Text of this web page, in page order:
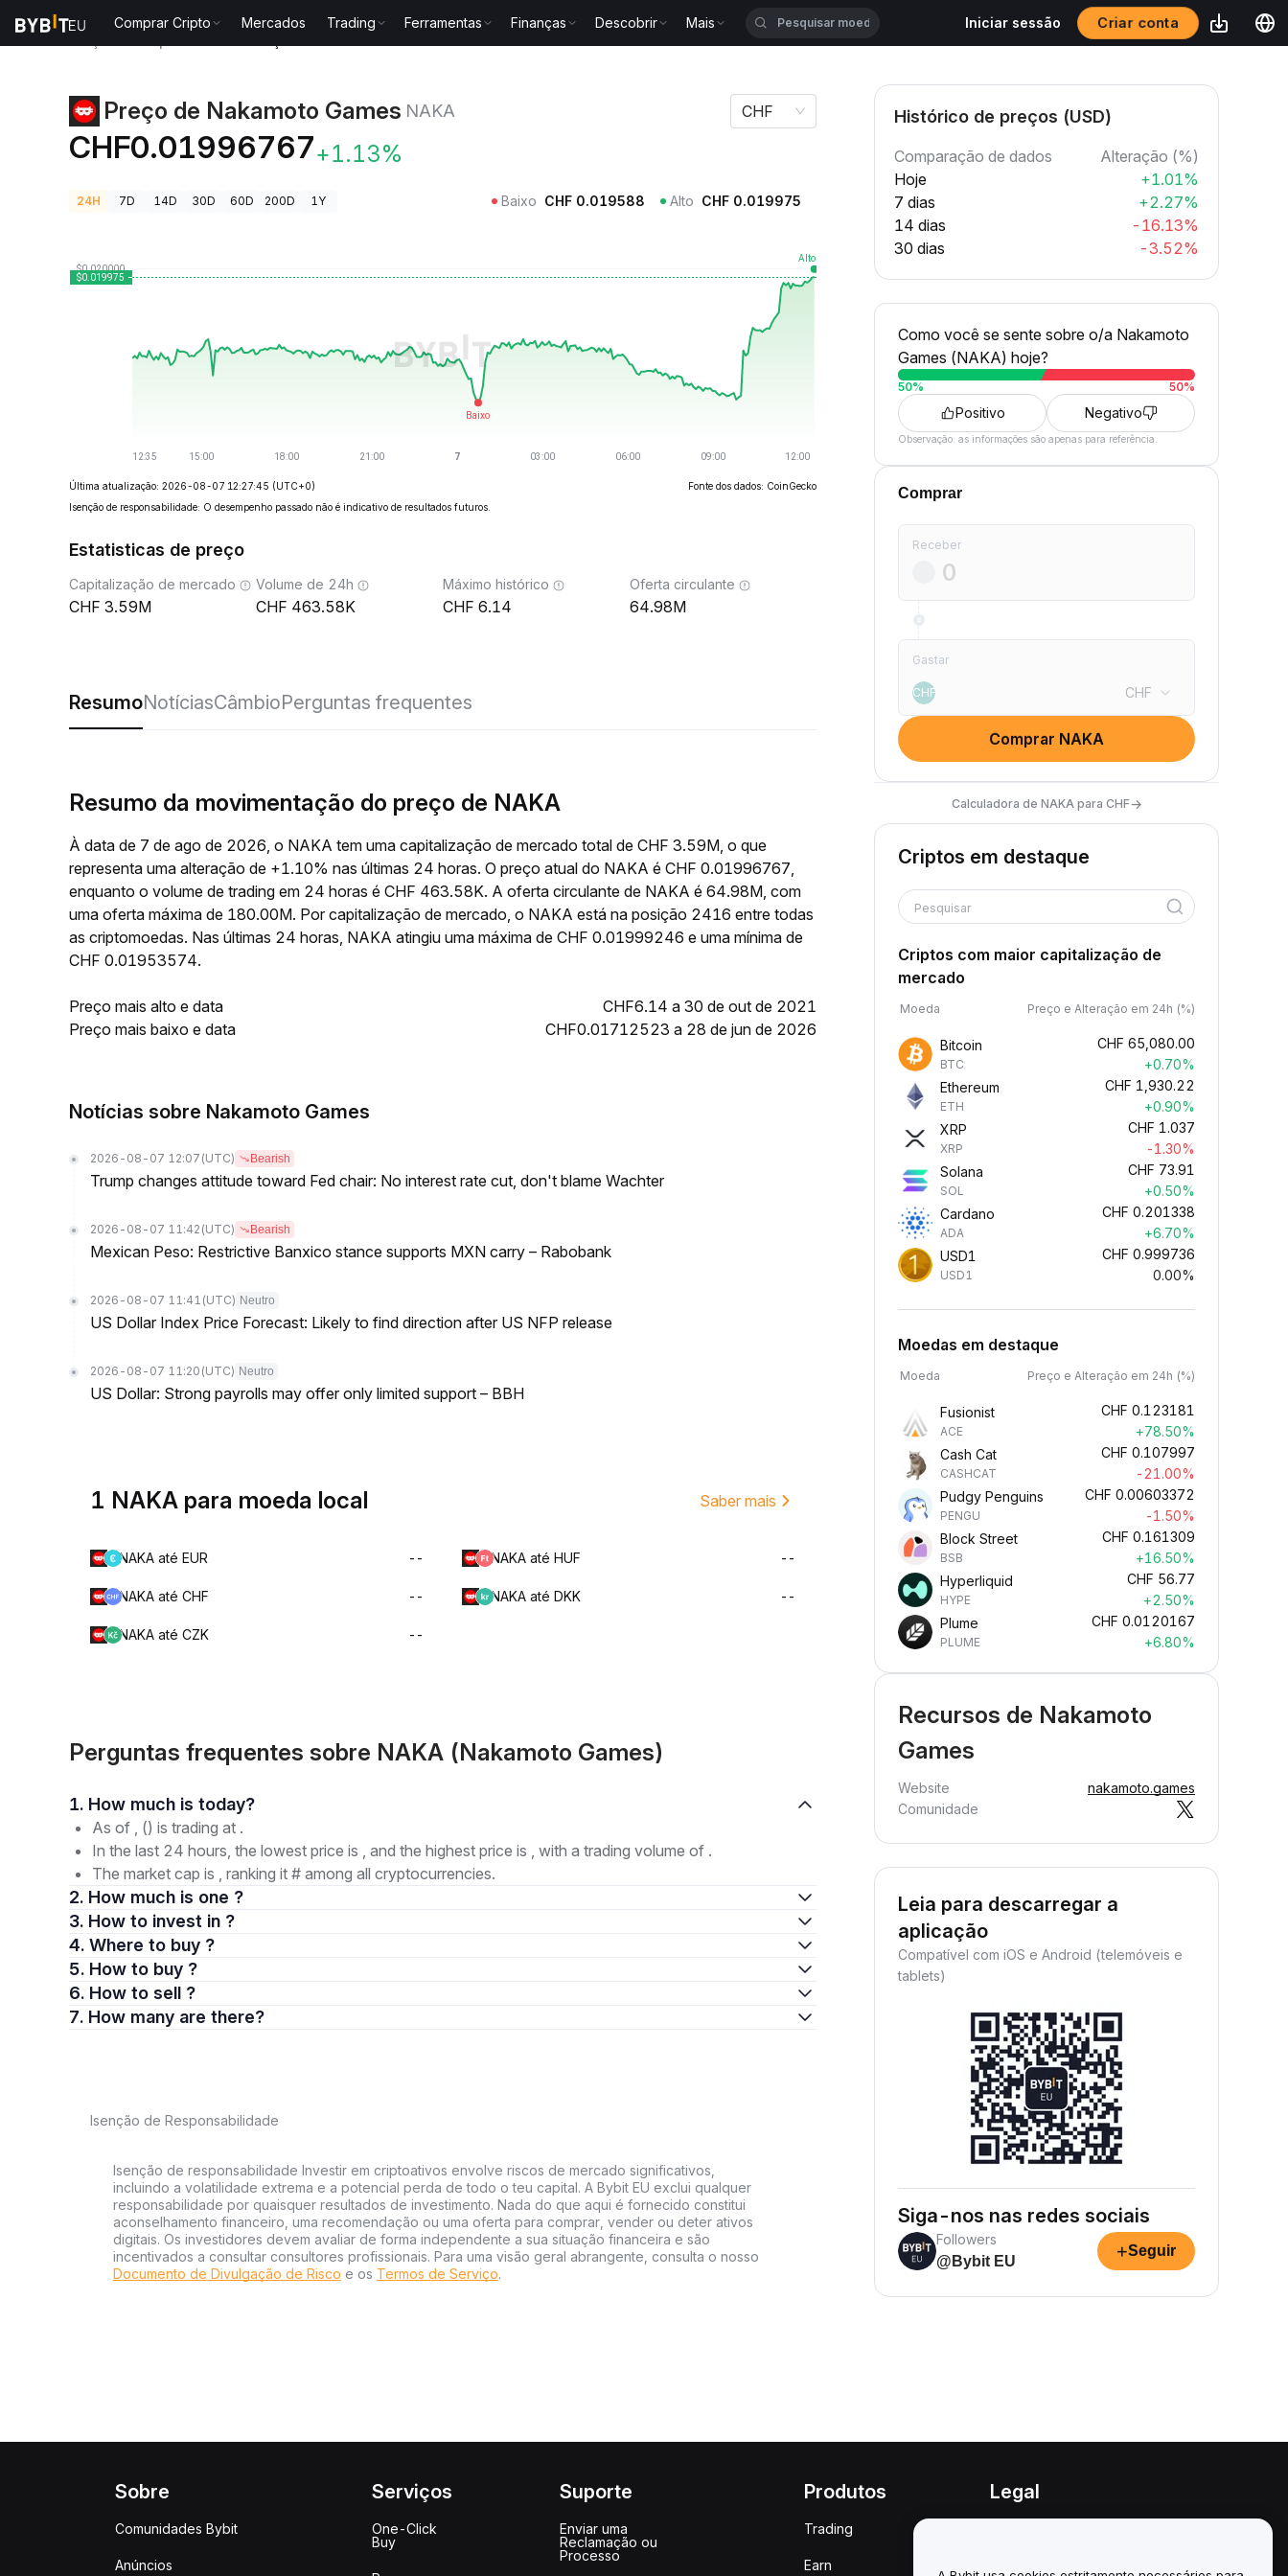
Comprar Cripto Mercados Trading Ferramentas Finanças Descobrir Mais Iniciar sessão Criar conta
Preço de Nakamoto Games NAKA
CHF0.01996767+1.13%
CHF
24H 7D 14D 30D 60D 200D 1Y Baixo CHF 0.019588 Alto CHF 0.019975
Última atualização: 2026-08-07 12:27:45 (UTC+0)
Fonte dos dados: CoinGecko
Isenção de responsabilidade: O desempenho passado não é indicativo de resultados futuros.
Estatisticas de preço
Capitalização de mercado
3.59M
Volume de 24h
463.58K
Máximo histórico
6.14
Oferta circulante
64.98M
ResumoNotíciasCâmbioPerguntas frequentes
Resumo da movimentação do preço de NAKA
À data de 7 de ago de 2026, o NAKA tem uma capitalização de mercado total de CHF 3.59M, o que
representa uma alteração de +1.10% nas últimas 24 horas. O preço atual do NAKA é CHF 0.01996767,
enquanto o volume de trading em 24 horas é CHF 463.58K. A oferta circulante de NAKA é 64.98M, com
uma oferta máxima de 180.00M. Por capitalização de mercado, o NAKA está na posição 2416 entre todas
as criptomoedas. Nas últimas 24 horas, NAKA atingiu uma máxima de CHF 0.01999246 e uma mínima de
CHF 0.01953574.
Preço mais alto e data
CHF6.14 a 30 de out de 2021
Preço mais baixo e data
CHF0.01712523 a 28 de jun de 2026
Notícias sobre Nakamoto Games
2026-08-07 12:07 (UTC) Bearish
Trump changes attitude toward Fed chair: No interest rate cut, don't blame Wachter
2026-08-07 11:42 (UTC) Bearish
Mexican Peso: Restrictive Banxico stance supports MXN carry – Rabobank
2026-08-07 11:41 (UTC) Neutro
US Dollar Index Price Forecast: Likely to find direction after US NFP release
2026-08-07 11:20 (UTC) Neutro
US Dollar: Strong payrolls may offer only limited support – BBH
1 NAKA para moeda local Saber mais
NAKA até EUR -- NAKA até HUF --
NAKA até CHF -- NAKA até DKK --
NAKA até CZK --
Perguntas frequentes sobre NAKA (Nakamoto Games)
1. How much is today?
As of , () is trading at .
In the last 24 hours, the lowest price is , and the highest price is , with a trading volume of .
The market cap is , ranking it # among all cryptocurrencies.
2. How much is one ?
3. How to invest in ?
4. Where to buy ?
5. How to buy ?
6. How to sell ?
7. How many are there?
Isenção de Responsabilidade
Isenção de responsabilidade Investir em criptoativos envolve riscos de mercado significativos,
incluindo a volatilidade extrema e a potencial perda de todo o teu capital. A Bybit EU exclui qualquer
responsabilidade por quaisquer resultados de investimento. Nada do que aqui é fornecido constitui
aconselhamento financeiro, uma recomendação ou uma oferta para comprar, vender ou deter ativos
digitais. Os investidores devem avaliar de forma independente a sua situação financeira e são
incentivados a consultar consultores profissionais. Para uma visão geral abrangente, consulta o nosso
Documento de Divulgação de Risco e os Termos de Serviço.
Histórico de preços (USD)
Comparação de dados
Alteração (%)
Hoje
+1.01%
7 dias
+2.27%
14 dias
-16.13%
30 dias
-3.52%
Como você se sente sobre o/a Nakamoto
Games (NAKA) hoje?
50% 50%
Positivo Negativo
Observação: as informações são apenas para referência.
Comprar
Receber
Gastar
CHF CHF
Comprar NAKA
Calculadora de NAKA para CHF→
Criptos em destaque
Pesquisar
Criptos com maior capitalização de
mercado
Moeda Preço e Alteração em 24h (%)
Bitcoin
BTC
CHF 65,080.00
+0.70%
Ethereum
ETH
CHF 1,930.22
+0.90%
XRP
XRP
CHF 1.037
-1.30%
Solana
SOL
CHF 73.91
+0.50%
Cardano
ADA
CHF 0.201338
+6.70%
USD1
USD1
CHF 0.999736
0.00%
Moedas em destaque
Moeda Preço e Alteração em 24h (%)
Fusionist
ACE
CHF 0.123181
+78.50%
Cash Cat
CASHCAT
CHF 0.107997
-21.00%
Pudgy Penguins
PENGU
CHF 0.00603372
-1.50%
Block Street
BSB
CHF 0.161309
+16.50%
Hyperliquid
HYPE
CHF 56.77
+2.50%
Plume
PLUME
CHF 0.0120167
+6.80%
Recursos de Nakamoto
Games
Website
nakamoto.games
Comunidade
Leia para descarregar a
aplicação
Compatível com iOS e Android (telemóveis e
tablets)
Siga-nos nas redes sociais
Followers
@Bybit EU
+Seguir
Sobre
Comunidades Bybit
Anúncios
Serviços
One-Click
Buy
Suporte
Enviar uma
Reclamação ou
Processo
Produtos
Trading
Earn
Legal